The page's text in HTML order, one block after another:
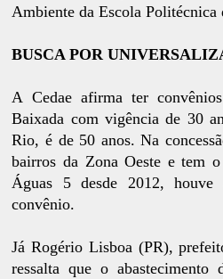
Ambiente da Escola Politécnica
BUSCA POR
A Cedae afirma ter
Baixada com vigência de 30
Rio, é de 50 anos. Na
bairros da Zona Oeste e tem
Águas 5 desde 2012,
convênio.
Já Rogério Lisboa (PR),
ressalta que o